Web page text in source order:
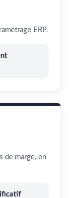
ERP.
de marge, en